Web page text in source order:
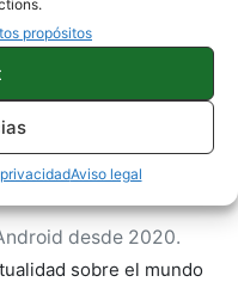
propósitos
Aviso legal
desde 2020.
sobre el mundo